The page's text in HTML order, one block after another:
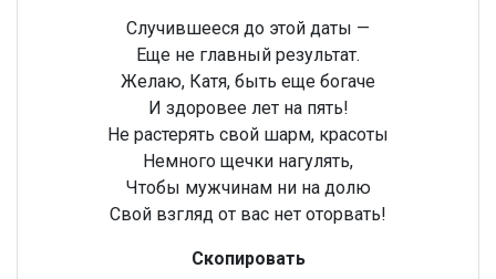
Случившееся до этой даты —
Еще не главный результат.
Желаю, Катя, быть еще богаче
И здоровее лет на пять!
Не растерять свой шарм, красоты
Немного щечки нагулять,
Чтобы мужчинам ни на долю
Свой взгляд от вас нет оторвать!
Скопировать